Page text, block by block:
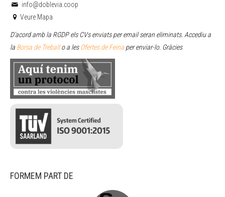
info@doblevia.coop
Veure Mapa
D’acord amb la RGDP els CVs enviats per email seran eliminats. Accediu a
la Borsa de Treballo a lesOfertes de Feina per enviar-lo. Gràcies
FORMEM PART DE